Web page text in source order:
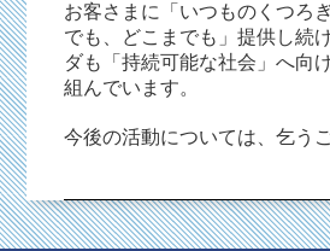
お客さまに「いつものくつろ
でも、どこまでも」提供し続
ダも「持続可能な社会」へ向
組んでいます。
今後の活動については、乞う